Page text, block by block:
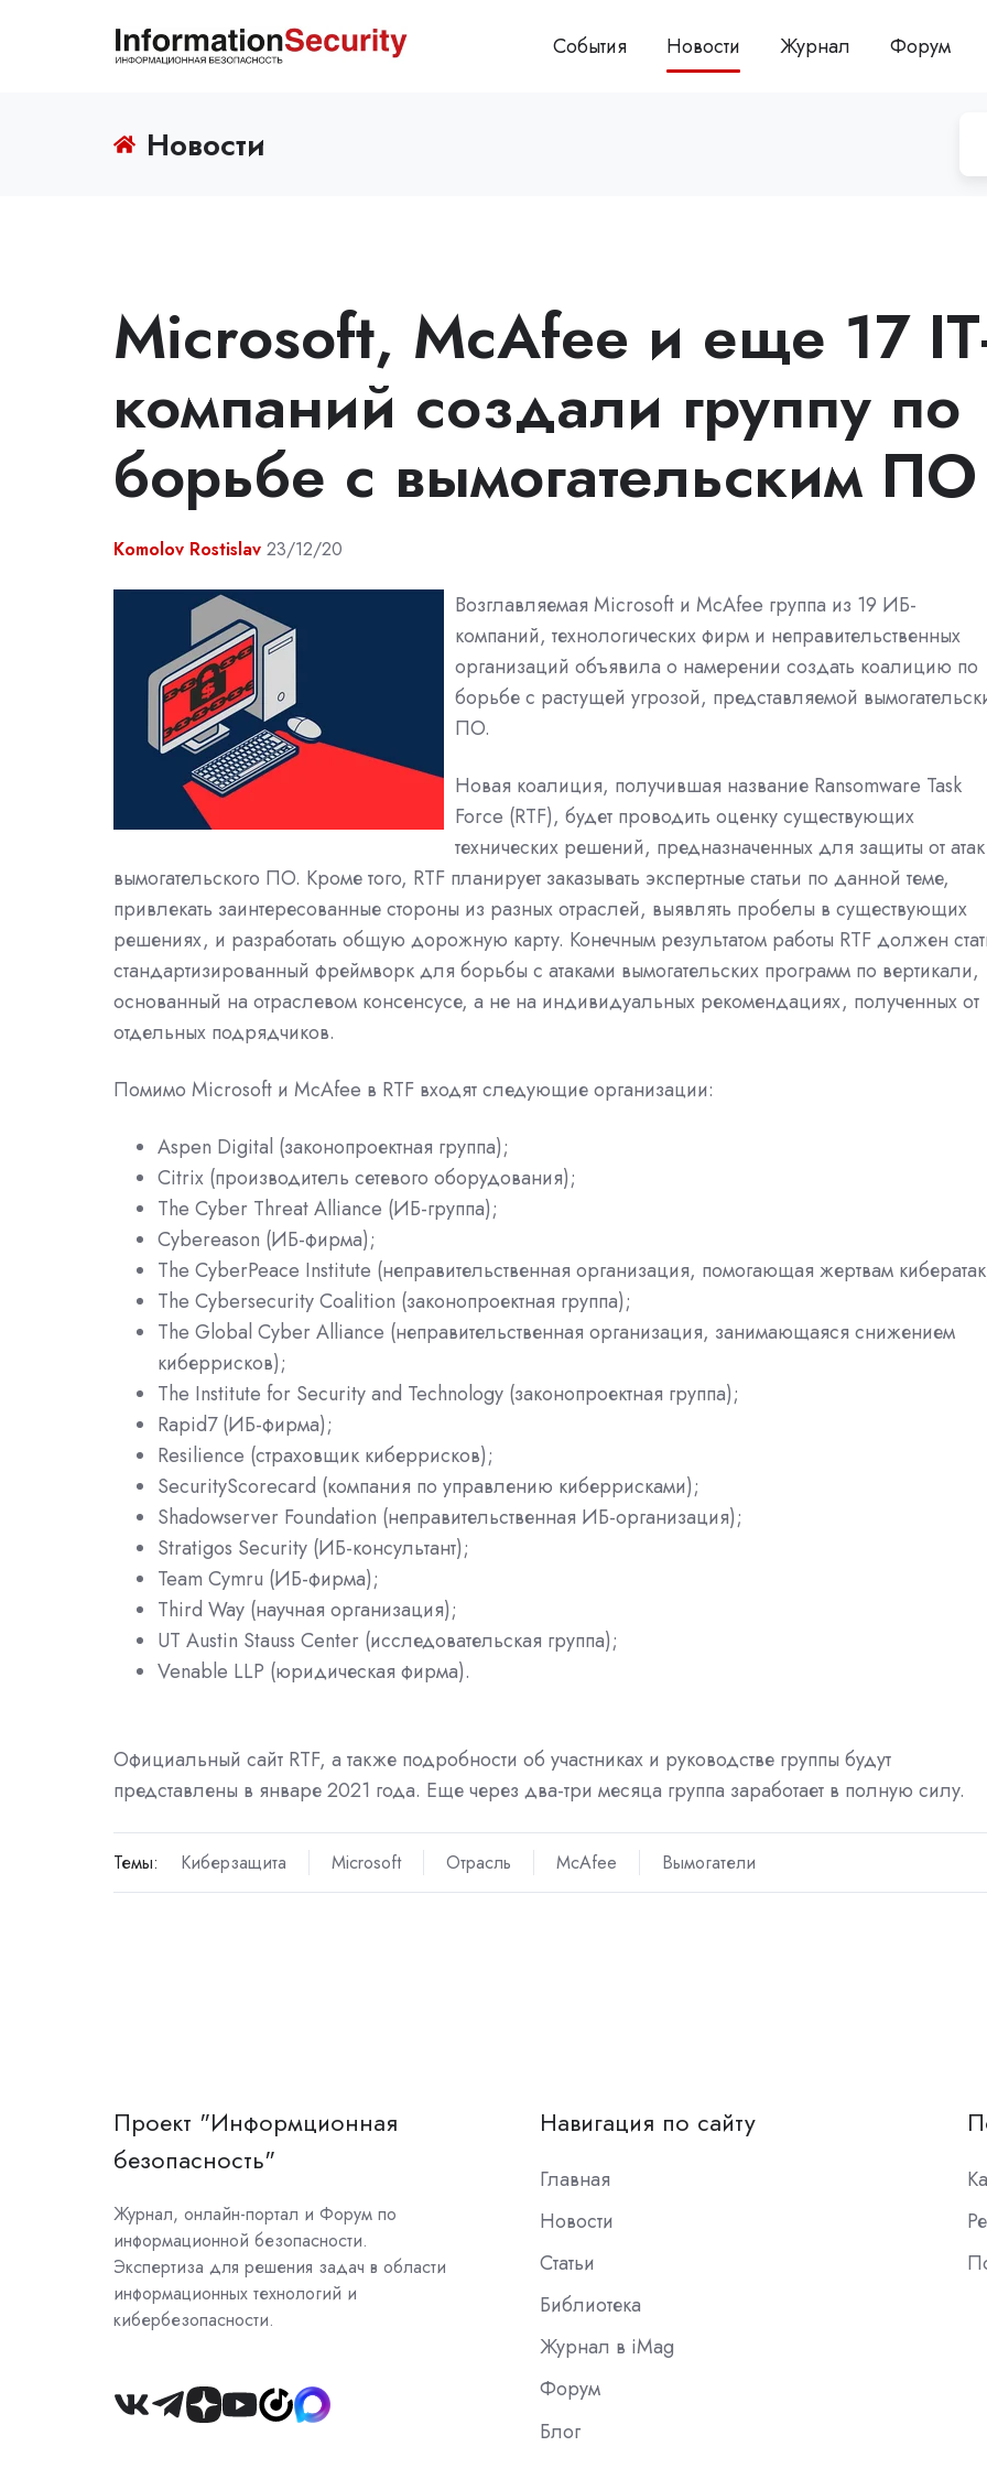
События Новости Журнал Форум
Новости
Microsoft, McAfee и еще 17
компаний создали группу по
борьбе с вымогательским ПО
Komolov Rostislav 23/12/20
Возглавляемая Microsoft и McAfee группа из 19 ИБ-
компаний, технологических фирм и неправительственных
организаций объявила о намерении создать коалицию по
борьбе с растущей угрозой, представляемой
ПО.
Новая коалиция, получившая название Ransomware Task
Force (RTF), будет проводить оценку существующих
технических решений, предназначенных для защиты от атак
вымогательского ПО. Кроме того, RTF планирует заказывать экспертные статьи по данной теме,
привлекать заинтересованные стороны из разных отраслей, выявлять пробелы в существующих
решениях, и разработать общую дорожную карту. Конечным результатом работы RTF должен
стандартизированный фреймворк для борьбы с атаками вымогательских программ по вертикали,
основанный на отраслевом консенсусе, а не на индивидуальных рекомендациях, полученных от
отдельных подрядчиков.
Помимо Microsoft и McAfee в RTF входят следующие организации:
Aspen Digital (законопроектная группа);
Citrix (производитель сетевого оборудования);
The Cyber Threat Alliance (ИБ-группа);
Cybereason (ИБ-фирма);
The CyberPeace Institute (неправительственная организация, помогающая жертвам
The Cybersecurity Coalition (законопроектная группа);
The Global Cyber Alliance (неправительственная организация, занимающаяся снижением
киберрисков);
The Institute for Security and Technology (законопроектная группа);
Rapid7 (ИБ-фирма);
Resilience (страховщик киберрисков);
SecurityScorecard (компания по управлению киберрисками);
Shadowserver Foundation (неправительственная ИБ-организация);
Stratigos Security (ИБ-консультант);
Team Cymru (ИБ-фирма);
Third Way (научная организация);
UT Austin Stauss Center (исследовательская группа);
Venable LLP (юридическая фирма).
Официальный сайт RTF, а также подробности об участниках и руководстве группы будут
представлены в январе 2021 года. Еще через два-три месяца группа заработает в полную силу.
Темы: Киберзащита Microsoft Отрасль McAfee Вымогатели
Проект "Информционная
безопасность"
Журнал, онлайн-портал и Форум по
информационной безопасности.
Экспертиза для решения задач в области
информационных технологий и
кибербезопасности.
Join
Навигация по сайту
Главная
Новости
Статьи
Библиотека
Журнал в iMag
Форум
Блог